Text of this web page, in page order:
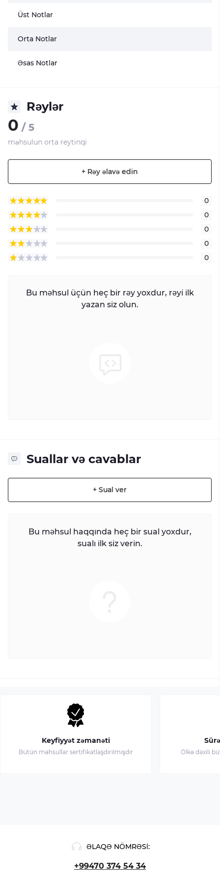
Üst Notlar
Orta Notlar
Əsas Notlar
Rəylər
0 / 5
məhsulun orta reytinqi
+ Rəy əlavə edin
0
0
0
0
0
Bu məhsul üçün heç bir rəy yoxdur, rəyi ilk
yazan siz olun.
Suallar və cavablar
+ Sual ver
Bu məhsul haqqında heç bir sual yoxdur,
sualı ilk siz verin.
Keyfiyyət zəmanəti
Bütün məhsullar sertifikatlaşdırılmışdır Ölkə daxili
ƏLAQƏ NÖMRƏSI:
+99470 374 54 34